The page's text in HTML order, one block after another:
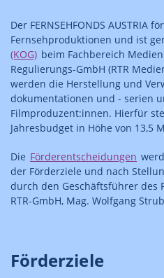
Der FERNSEHFONDS AUSTRIA
Fernsehproduktionen und ist
(KOG) beim Fachbereich
Regulierungs-GmbH (RTR
werden die Herstellung und
dokumentationen und - serien
Filmproduzent:innen. Hierfür
Jahresbudget in Höhe von 13,5
Die Förderentscheidungen
der Förderziele und nach
durch den Geschäftsführer des
RTR-GmbH, Mag. Wolfgang
Förderziele